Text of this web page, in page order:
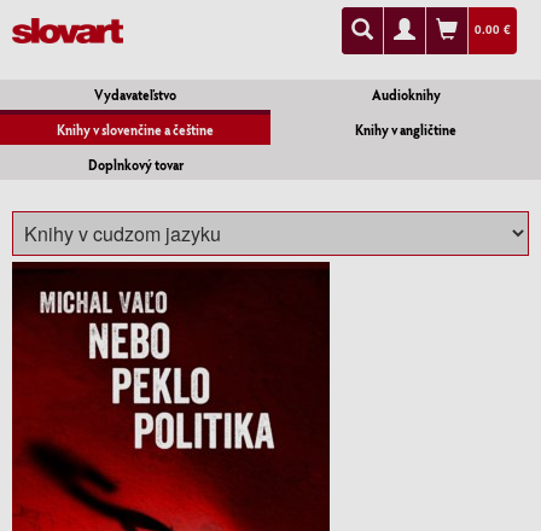
0.00 €
Vydavateľstvo
Audioknihy
Knihy v slovenčine a češtine
Knihy v angličtine
Doplnkový tovar